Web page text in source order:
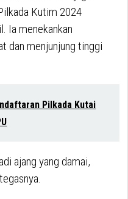
Kutim 2024
Ia menekankan
dan menjunjung tinggi
Pilkada Kutai
ajang yang damai,